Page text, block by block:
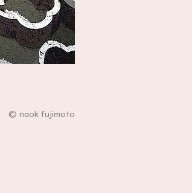
© naok fujimoto